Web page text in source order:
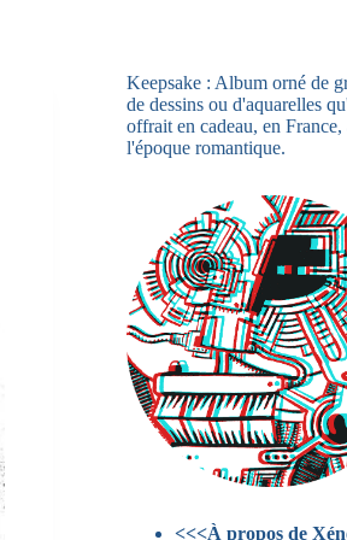
Keepsake : Album orné de
de dessins ou d'aquarelles
offrait en cadeau, en France,
l'époque romantique.
<<<À propos de